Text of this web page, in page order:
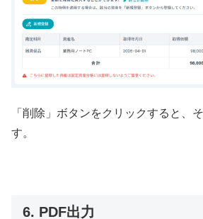
「削除」ボタンをクリックすると、
す。
6. PDF出力